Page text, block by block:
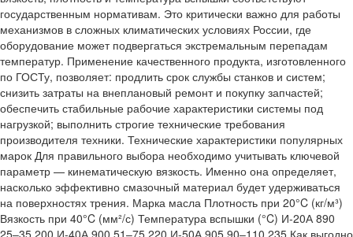
государственным нормативам. Это критически важно для работы
механизмов в сложных климатических условиях России, где
оборудование может подвергаться экстремальным перепадам
температур. Применение качественного продукта, изготовленного
по ГОСТу, позволяет: продлить срок службы станков и систем;
снизить затраты на внеплановый ремонт и покупку запчастей;
обеспечить стабильные рабочие характеристики системы под
нагрузкой; выполнить строгие технические требования
производителя техники. Технические характеристики популярных
марок Для правильного выбора необходимо учитывать ключевой
параметр — кинематическую вязкость. Именно она определяет,
насколько эффективно смазочный материал будет удерживаться
на поверхностях трения. Марка масла Плотность при 20°C (кг/м³)
Вязкость при 40°C (мм²/с) Температура вспышки (°C) И-20А 890
25–35 200 И-40А 900 51–75 220 И-50А 905 90–110 235 Как выгодно